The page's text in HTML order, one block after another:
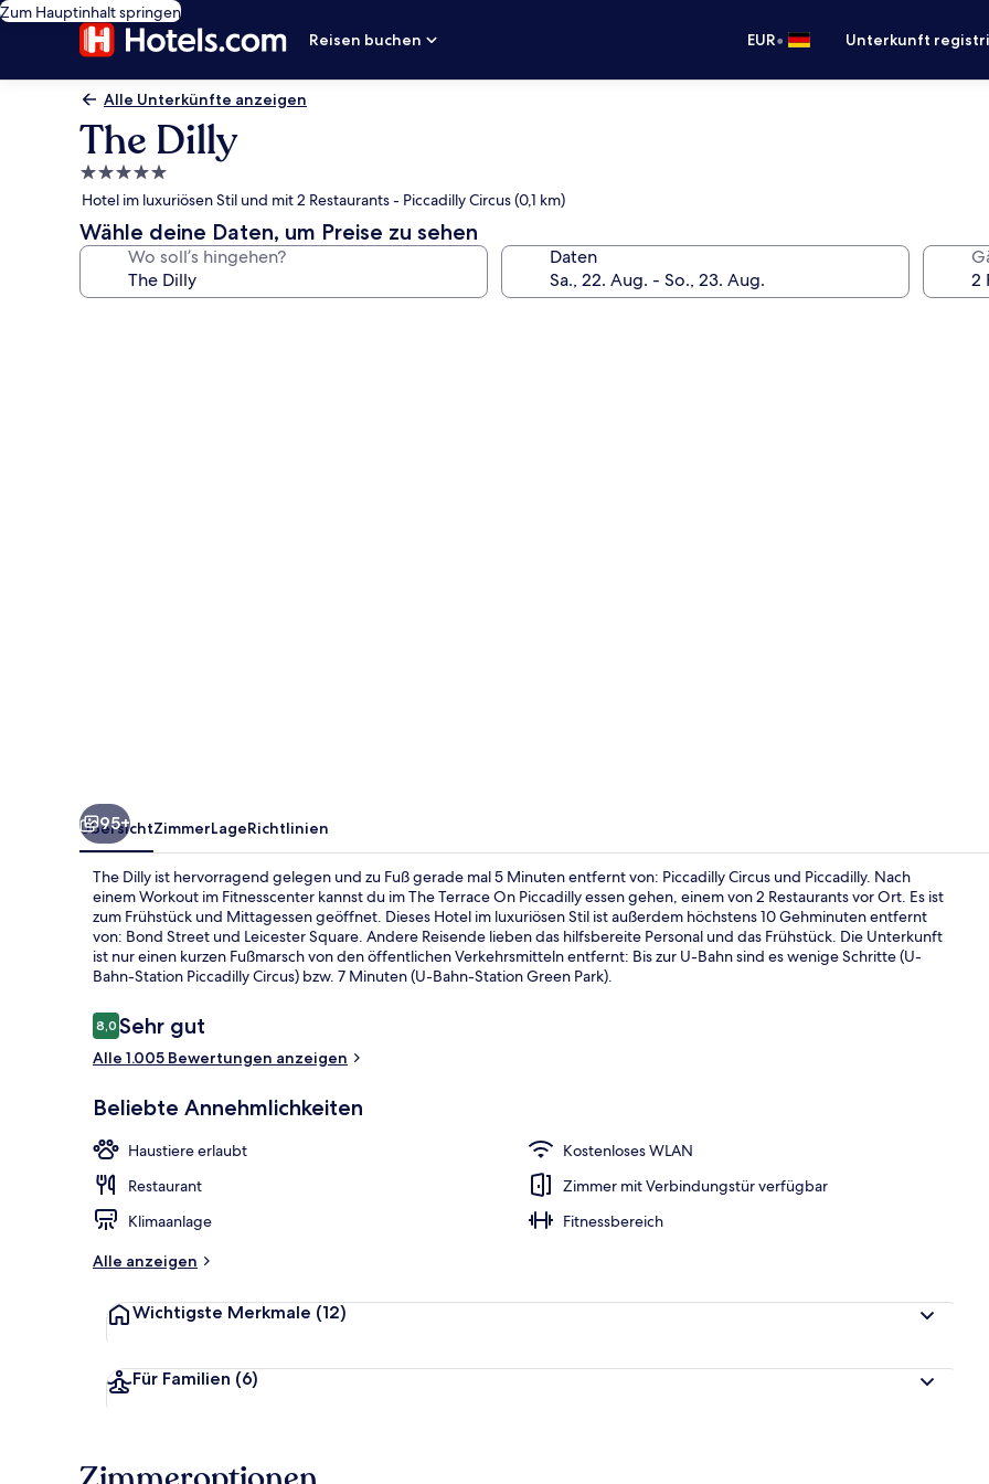
Zum Hauptinhalt springen
Reisen buchen
EUR• Unterkunft
Alle Unterkünfte anzeigen
The Dilly
5.0-
Sterne-
Unterkunft
Hotel im luxuriösen Stil und mit 2 Restaurants - Piccadilly Circus (0,1 km)
Wähle deine Daten, um Preise zu sehen
Wo soll’s hingehen? Daten
Innenbereich
95+
ÜbersichtZimmerLageRichtlinien
The Dilly ist hervorragend gelegen und zu Fuß gerade mal 5 Minuten entfernt von: Piccadilly Circus und Piccadilly. Nach
einem Workout im Fitnesscenter kannst du im The Terrace On Piccadilly essen gehen, einem von 2 Restaurants vor Ort. Es ist
zum Frühstück und Mittagessen geöffnet. Dieses Hotel im luxuriösen Stil ist außerdem höchstens 10 Gehminuten entfernt
von: Bond Street und Leicester Square. Andere Reisende lieben das hilfsbereite Personal und das Frühstück. Die Unterkunft
ist nur einen kurzen Fußmarsch von den öffentlichen Verkehrsmitteln entfernt: Bis zur U-Bahn sind es wenige Schritte (U-
Bahn-Station Piccadilly Circus) bzw. 7 Minuten (U-Bahn-Station Green Park).
Bewertungen
8,08,0 von 10.
Sehr gut
Alle 1.005 Bewertungen anzeigen
Beliebte Annehmlichkeiten
Haustiere erlaubt
Kostenloses WLAN
Restaurant
Zimmer mit Verbindungstür verfügbar
Klimaanlage
Fitnessbereich
Alle anzeigen
Wichtigste Merkmale (12)
Für Familien (6)